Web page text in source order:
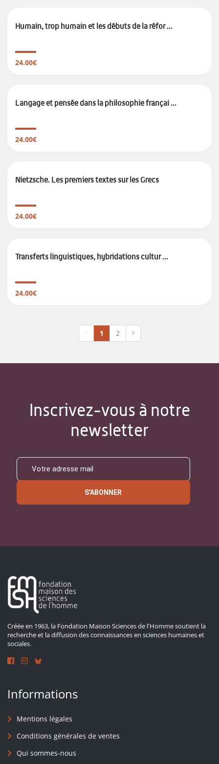
Humain, trop humain et les débuts de la réfor ...
24.00€
Langage et pensée dans la philosophie françai ...
24.00€
Nietzsche. Les premiers textes sur les Grecs
24.00€
Transferts linguistiques, hybridations cultur ...
24.00€
1 2
Inscrivez-vous à notre
newsletter
S'ABONNER
Créée en 1963, la Fondation Maison Sciences de l'Homme soutient la
recherche et la diffusion des connaissances en sciences humaines et
sociales.
Informations
Mentions légales
Conditions générales de ventes
Qui sommes-nous